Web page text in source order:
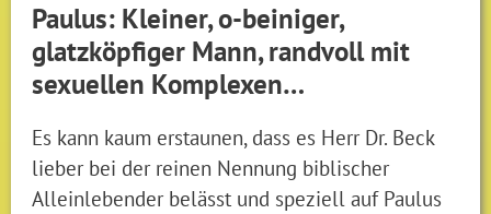
Paulus: Kleiner, o-beiniger,
glatzköpfiger Mann, randvoll mit
sexuellen Komplexen…
Es kann kaum erstaunen, dass es Herr Dr. Beck
lieber bei der reinen Nennung biblischer
Alleinlebender belässt und speziell auf Paulus